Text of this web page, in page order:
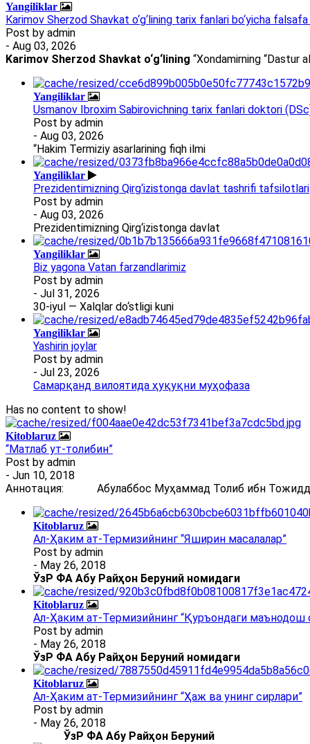
Yangiliklar
Karimov Sherzod Shavkat o‘g‘lining tarix fanlari bo‘yicha
Post by admin
- Aug 03, 2026
Karimov Sherzod Shavkat o‘g‘lining “Xondamirning “Dastur
Yangiliklar
Usmanov Ibroxim Sabirovichning tarix fanlari doktori
Post by admin
- Aug 03, 2026
“Hakim Termiziy asarlarining fiqh ilmi
Yangiliklar
Prezidentimizning Qirg‘izistonga davlat tashrifi tafsilotlari
Post by admin
- Aug 03, 2026
Prezidentimizning Qirg‘izistonga davlat
Yangiliklar
Biz yagona Vatan farzandlarimiz
Post by admin
- Jul 31, 2026
30-iyul — Xalqlar do‘stligi kuni
Yangiliklar
Yashirin joylar
Post by admin
- Jul 23, 2026
Самарқанд вилоятида ҳуқуқни муҳофаза
Has no content to show!
Kitoblaruz
“Матлаб ут-толибин”
Post by admin
- Jun 10, 2018
Аннотация: Абулаббос Муҳаммад Толиб ибн
Kitoblaruz
Ал-Ҳаким ат-Термизийнинг “Яширин масалалар”
Post by admin
- May 26, 2018
ЎзР ФА Абу Райҳон Беруний номидаги
Kitoblaruz
Ал-Ҳаким ат-Термизийнинг “Қуръондаги маънодош
Post by admin
- May 26, 2018
ЎзР ФА Абу Райҳон Беруний номидаги
Kitoblaruz
Ал-Ҳаким ат-Термизийнинг “Ҳаж ва унинг сирлари”
Post by admin
- May 26, 2018
ЎзР ФА Абу Райҳон Беруний